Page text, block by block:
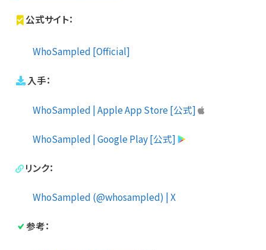
公式サイト：
WhoSampled [Official]
入手：
WhoSampled | Apple App Store [公式]
WhoSampled | Google Play [公式]
リンク：
WhoSampled (@whosampled) | X
参考：